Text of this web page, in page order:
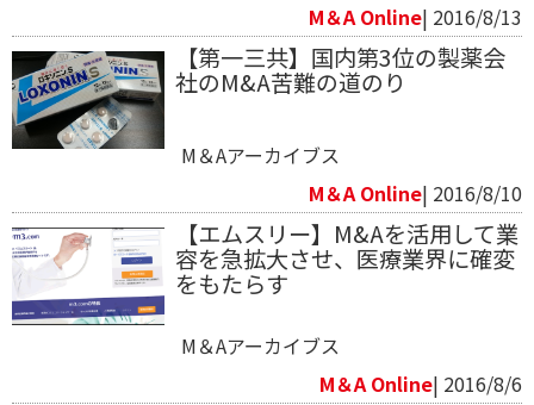
M＆A Online| 2016/8/13
【第一三共】国内第3位の製薬会
社のM&A苦難の道のり
M＆Aアーカイブス
M＆A Online| 2016/8/10
【エムスリー】M&Aを活用して業
容を急拡大させ、医療業界に確変
をもたらす
M＆Aアーカイブス
M＆A Online| 2016/8/6